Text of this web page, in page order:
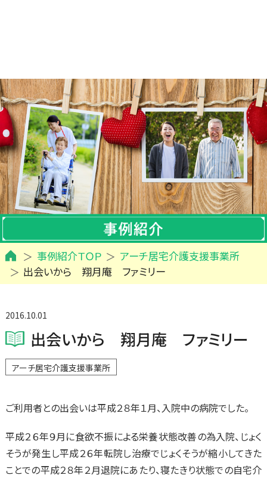
事例紹介ＴＯＰ
アーチ居宅介護支援事業所
出会いから 翔月庵 ファミリー
2016.10.01
出会いから 翔月庵 ファミリー
アーチ居宅介護支援事業所
ご利用者との出会いは平成２８年１月、入院中の病院でした。
平成２６年９月に食欲不振による栄養状態改善の為入院、じょく
そうが発生し平成２６年転院し治療でじょくそうが縮小してきた
ことでの平成２８年２月退院にあたり、寝たきり状態での自宅介